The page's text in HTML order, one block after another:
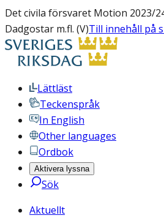
Det civila försvaret Motion 2023/
Dadgostar m.fl. (V)Till innehåll på
Lättläst
Teckenspråk
In English
Other languages
Ordbok
Aktivera lyssna
Sök
Aktuellt